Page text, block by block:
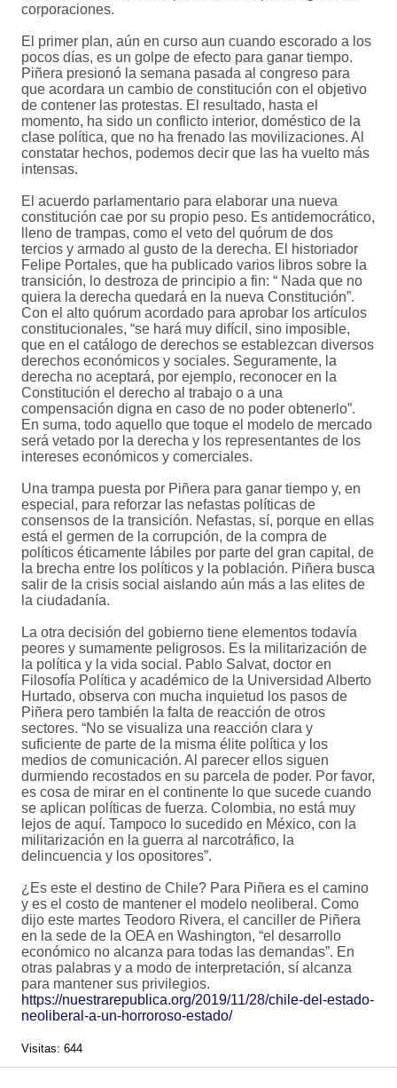
corporaciones.
El primer plan, aún en curso aun cuando escorado a los
pocos días, es un golpe de efecto para ganar tiempo.
Piñera presionó la semana pasada al congreso para
que acordara un cambio de constitución con el objetivo
de contener las protestas. El resultado, hasta el
momento, ha sido un conflicto interior, doméstico de la
clase política, que no ha frenado las movilizaciones. Al
constatar hechos, podemos decir que las ha vuelto más
intensas.
El acuerdo parlamentario para elaborar una nueva
constitución cae por su propio peso. Es antidemocrático,
lleno de trampas, como el veto del quórum de dos
tercios y armado al gusto de la derecha. El historiador
Felipe Portales, que ha publicado varios libros sobre la
transición, lo destroza de principio a fin: “ Nada que no
quiera la derecha quedará en la nueva Constitución”.
Con el alto quórum acordado para aprobar los artículos
constitucionales, “se hará muy difícil, sino imposible,
que en el catálogo de derechos se establezcan diversos
derechos económicos y sociales. Seguramente, la
derecha no aceptará, por ejemplo, reconocer en la
Constitución el derecho al trabajo o a una
compensación digna en caso de no poder obtenerlo”.
En suma, todo aquello que toque el modelo de mercado
será vetado por la derecha y los representantes de los
intereses económicos y comerciales.
Una trampa puesta por Piñera para ganar tiempo y, en
especial, para reforzar las nefastas políticas de
consensos de la transición. Nefastas, sí, porque en ellas
está el germen de la corrupción, de la compra de
políticos éticamente lábiles por parte del gran capital, de
la brecha entre los políticos y la población. Piñera busca
salir de la crisis social aislando aún más a las elites de
la ciudadanía.
La otra decisión del gobierno tiene elementos todavía
peores y sumamente peligrosos. Es la militarización de
la política y la vida social. Pablo Salvat, doctor en
Filosofía Política y académico de la Universidad Alberto
Hurtado, observa con mucha inquietud los pasos de
Piñera pero también la falta de reacción de otros
sectores. “No se visualiza una reacción clara y
suficiente de parte de la misma élite política y los
medios de comunicación. Al parecer ellos siguen
durmiendo recostados en su parcela de poder. Por favor,
es cosa de mirar en el continente lo que sucede cuando
se aplican políticas de fuerza. Colombia, no está muy
lejos de aquí. Tampoco lo sucedido en México, con la
militarización en la guerra al narcotráfico, la
delincuencia y los opositores”.
¿Es este el destino de Chile? Para Piñera es el camino
y es el costo de mantener el modelo neoliberal. Como
dijo este martes Teodoro Rivera, el canciller de Piñera
en la sede de la OEA en Washington, “el desarrollo
económico no alcanza para todas las demandas”. En
otras palabras y a modo de interpretación, sí alcanza
para mantener sus privilegios.
https://nuestrarepublica.org/2019/11/28/chile-del-estado-
neoliberal-a-un-horroroso-estado/
Visitas: 644